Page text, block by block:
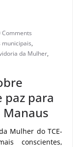
Comments
municipais,
da Mulher,
paz para
Mulher do TCE-
conscientes,